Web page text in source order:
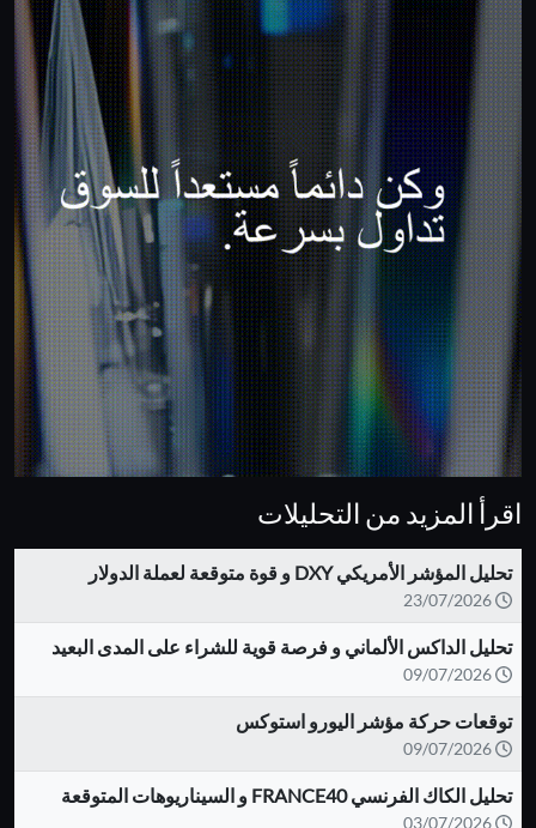
اقرأ المزيد من التحليلات
تحليل المؤشر الأمريكي DXY و قوة متوقعة لعملة الدولار
تحليل الداكس الألماني و فرصة قوية للشراء على المدى البعيد
توقعات حركة مؤشر اليورو استوكس
تحليل الكاك الفرنسي FRANCE40 و السيناريوهات المتوقعة